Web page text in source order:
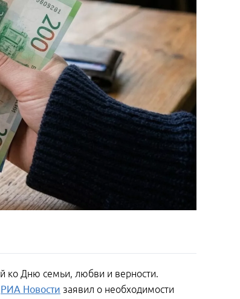
ко Дню семьи, любви и верности.
РИА Новости заявил о необходимости